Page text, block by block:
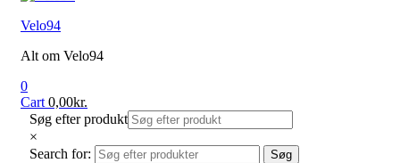
Velo94
Alt om Velo94
0
Cart 0,00kr.
Søg efter produkt
×
Search for:
Søg